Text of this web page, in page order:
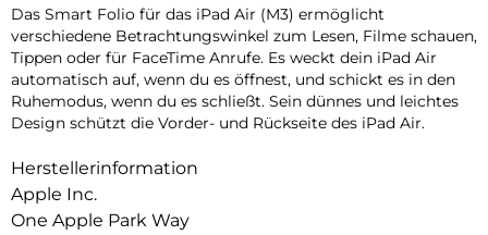
Das Smart Folio für das iPad Air (M3) ermöglicht
verschiedene Betrachtungswinkel zum Lesen, Filme schauen,
Tippen oder für FaceTime Anrufe. Es weckt dein iPad Air
auto­matisch auf, wenn du es öffnest, und schickt es in den
Ruhemodus, wenn du es schließt. Sein dünnes und leichtes
Design schützt die Vorder- und Rückseite des iPad Air.
Herstellerinformation
Apple Inc.
One Apple Park Way